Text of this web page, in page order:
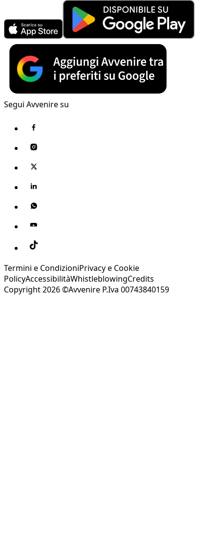
Segui Avvenire su
Termini e CondizioniPrivacy e Cookie
PolicyAccessibilitàWhistleblowingCredits
Copyright 2026 ©Avvenire P.Iva 00743840159